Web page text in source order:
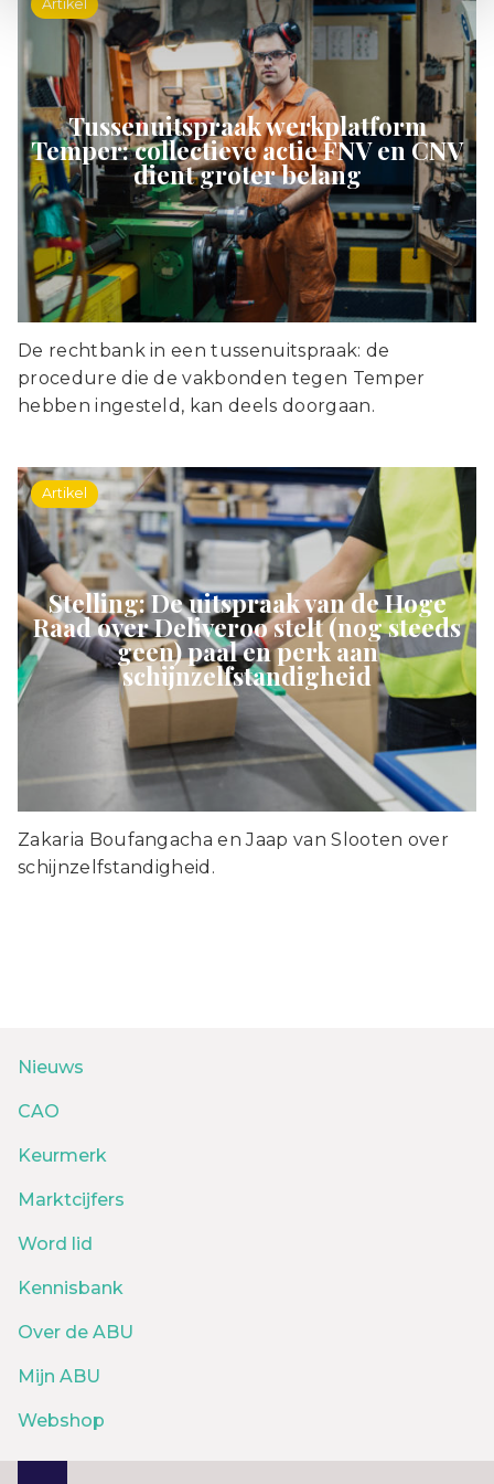
Artikel
Tussenuitspraak werkplatform
Temper: collectieve actie FNV en CNV
dient groter belang
De rechtbank in een tussenuitspraak: de
procedure die de vakbonden tegen Temper
hebben ingesteld, kan deels doorgaan.
Artikel
Stelling: De uitspraak van de Hoge
Raad over Deliveroo stelt (nog steeds
geen) paal en perk aan
schijnzelfstandigheid
Zakaria Boufangacha en Jaap van Slooten over
schijnzelfstandigheid.
Nieuws
CAO
Keurmerk
Marktcijfers
Word lid
Kennisbank
Over de ABU
Mijn ABU
Webshop